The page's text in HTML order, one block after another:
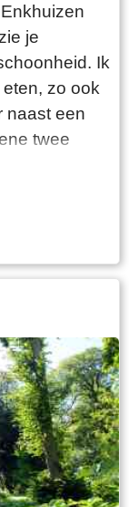
je
Ik
zo ook
naast een
twee
van elkaar.
te
jaar in de
vis terplekke
waar.
in het
en
leert
De
vissers